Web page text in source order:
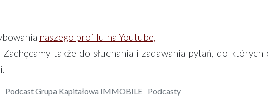
naszego profilu na Youtube,
także do słuchania i zadawania pytań, do których
Podcast Grupa Kapitałowa IMMOBILE Podcasty